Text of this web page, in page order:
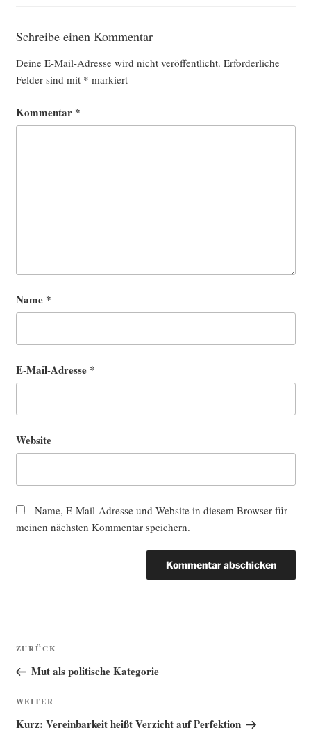
Schreibe einen Kommentar
Deine E-Mail-Adresse wird nicht veröffentlicht. Erforderliche
Felder sind mit * markiert
Kommentar *
Name *
E-Mail-Adresse *
Website
Name, E-Mail-Adresse und Website in diesem Browser für
meinen nächsten Kommentar speichern.
Beitragsnavigation
Vorheriger
Beitrag
ZURÜCK
Mut als politische Kategorie
Nächster
Beitrag
WEITER
Kurz: Vereinbarkeit heißt Verzicht auf Perfektion